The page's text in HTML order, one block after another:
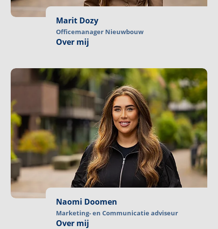
Marit Dozy
Officemanager Nieuwbouw
Over mij
Naomi Doomen
Marketing- en Communicatie adviseur
Over mij